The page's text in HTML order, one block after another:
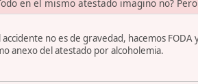
en el mismo atestado imagino no?
no es de gravedad, hacemos
anexo del atestado por alcoholemia.